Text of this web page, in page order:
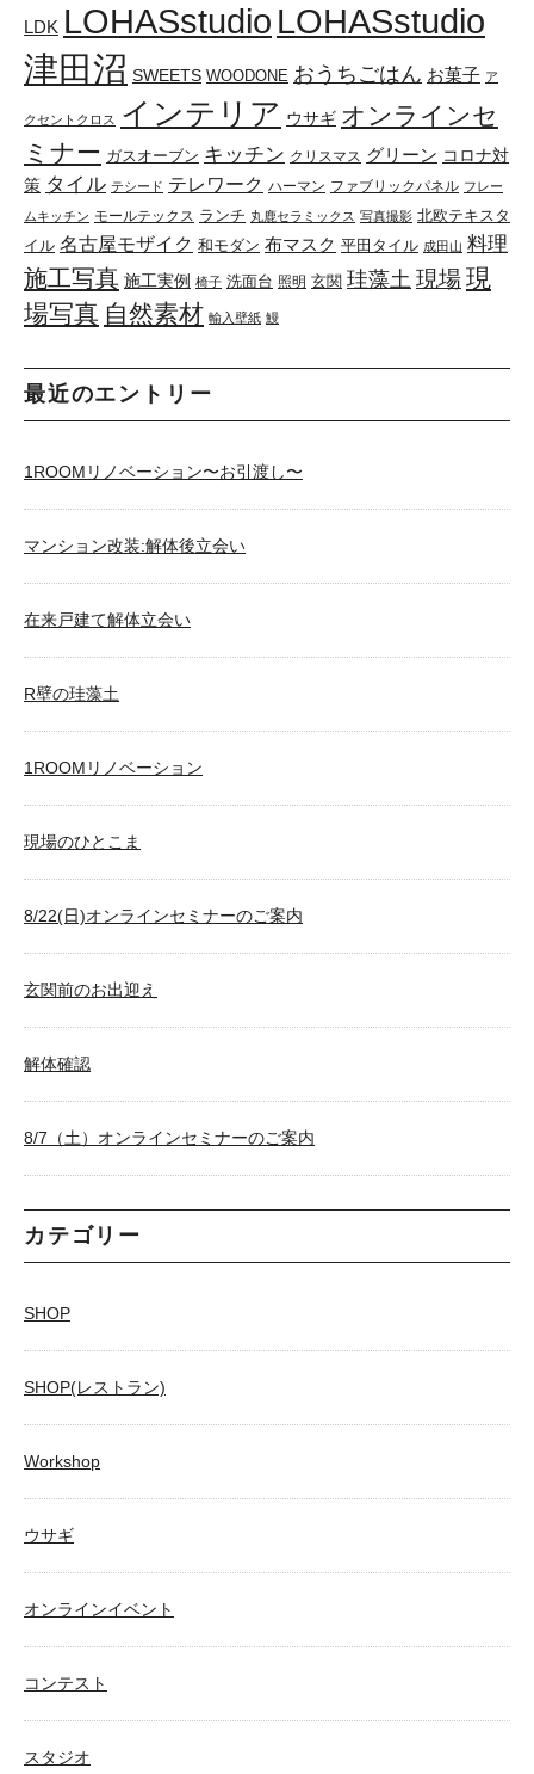
LDK LOHASstudio LOHASstudio
津田沼 SWEETS WOODONE おうちごはん お菓子 ア
クセントクロス インテリア ウサギ オンラインセ
ミナー ガスオーブン キッチン クリスマス グリーン コロナ対
策 タイル テシード テレワーク ハーマン ファブリックパネル フレー
ムキッチン モールテックス ランチ 丸鹿セラミックス 写真撮影 北欧テキスタ
イル 名古屋モザイク 和モダン 布マスク 平田タイル 成田山 料理
施工写真 施工実例 椅子 洗面台 照明 玄関 珪藻土 現場現
場写真 自然素材 輸入壁紙 鰻
最近のエントリー
1ROOMリノベーション〜お引渡し〜
マンション改装:解体後立会い
在来戸建て解体立会い
R壁の珪藻土
1ROOMリノベーション
現場のひとこま
8/22(日)オンラインセミナーのご案内
玄関前のお出迎え
解体確認
8/7（土）オンラインセミナーのご案内
カテゴリー
SHOP
SHOP(レストラン)
Workshop
ウサギ
オンラインイベント
コンテスト
スタジオ